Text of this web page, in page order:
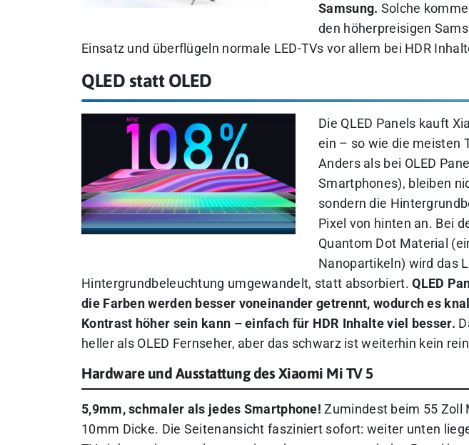
Samsung. Solche
den höherpreisigen
Einsatz und überflügeln normale LED-TVs vor allem bei HDR
QLED statt OLED
Die QLED Panels kauft
ein – so wie die meisten
Anders als bei OLED
Smartphones), bleiben
sondern die
Pixel von hinten an. Bei
Quantom Dot Material
Nanopartikeln) wird das
Hintergrundbeleuchtung umgewandelt, statt absorbiert.QLED
die Farben werden besser voneinander getrennt, wodurch es
Kontrast höher sein kann – einfach für HDR Inhalte viel besser.
heller als OLED Fernseher, aber das schwarz ist weiterhin kein
Hardware und Ausstattung des Xiaomi Mi TV 5
5,9mm, schmaler als jedes Smartphone! Zumindest beim 55 Zoll
10mm Dicke. Die Seitenansicht fasziniert sofort: weiter unten